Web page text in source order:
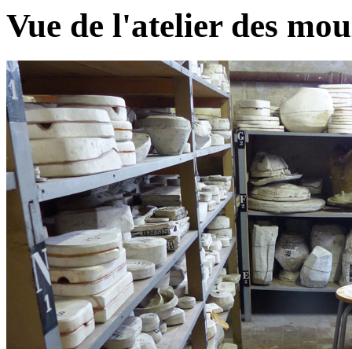
Vue de l'atelier des